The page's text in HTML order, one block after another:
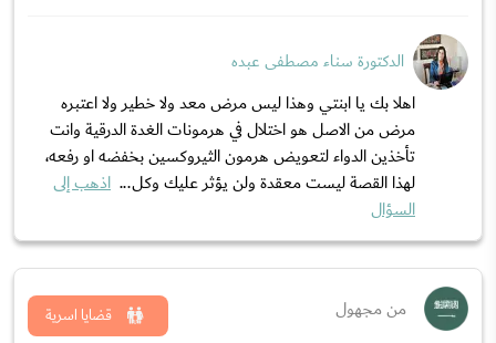
الدكتورة سناء مصطفى عبده
اهلا بك يا ابنتي وهذا ليس مرض معد ولا خطير ولا اعتبره
مرض من الاصل هو اختلال في هرمونات الغدة الدرقية وانت
تأخذين الدواء لتعويض هرمون الثيروكسين بخفضه او رفعه،
لهذا القصة ليست معقدة ولن يؤثر عليك وكل... اذهب إلى
السؤال
من مجهول قضايا اسرية